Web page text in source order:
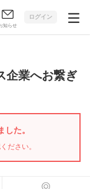
知らせ
ログイン
企業へお繋ぎ
た。
ださい。